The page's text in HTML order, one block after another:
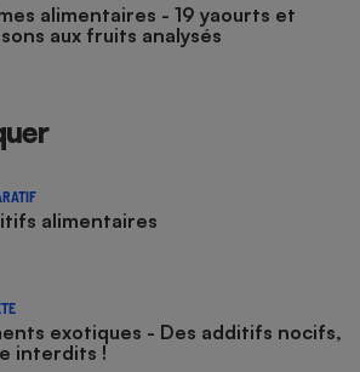
alimentaires - 19 yaourts et
aux fruits analysés
alimentaires
exotiques - Des additifs nocifs,
interdits !